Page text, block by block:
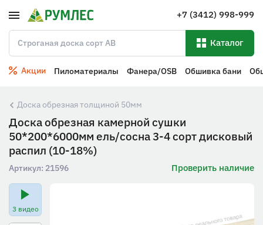
+7 (3412) 998-999
Каталог
Акции Пиломатериалы Фанера/OSB Обшивка бани
Доска обрезная толщиной 50мм
Доска обрезная камерной сушки
50*200*6000мм ель/сосна 3-4 сорт дисковый
распил (10-18%)
Артикул: 21596 Проверить наличие
3 видео